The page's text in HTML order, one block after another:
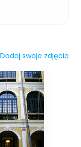
Dodaj swoje zdjęcia